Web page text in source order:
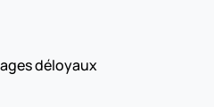
déloyaux